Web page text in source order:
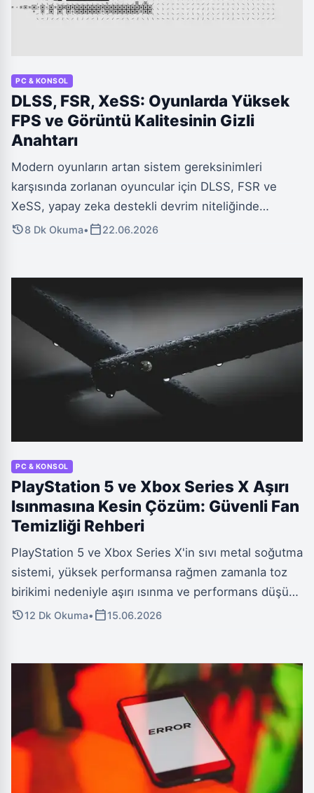
PC & KONSOL
DLSS, FSR, XeSS: Oyunlarda Yüksek
FPS ve Görüntü Kalitesinin Gizli
Anahtarı
Modern oyunların artan sistem gereksinimleri
karşısında zorlanan oyuncular için DLSS, FSR ve
XeSS, yapay zeka destekli devrim niteliğinde
çözümler sunuyor. Bu teknolojiler, oyunları daha
history8 Dk Okuma• calendar_today22.06.2026
PC & KONSOL
PlayStation 5 ve Xbox Series X Aşırı
Isınmasına Kesin Çözüm: Güvenli Fan
Temizliği Rehberi
PlayStation 5 ve Xbox Series X'in sıvı metal soğutma
sistemi, yüksek performansa rağmen zamanla toz
birikimi nedeniyle aşırı ısınma ve performans düşüşü
yaşayabilir. Bu kritik konsol parçasına zarar
adımlarını keşfedin.
history12 Dk Okuma• calendar_today15.06.2026